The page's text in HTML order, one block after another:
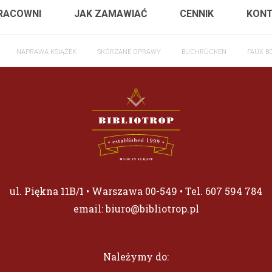
JAK ZAMAWIAĆ CENNIK
NAPRAWA KSIĄŻEK SKÓRZANE OPRAWY BUCHRÜCKEN FAUX
ul. Piękna 11B/1 • Warszawa 00-549 • Tel. 607 594 784
email:biuro@bibliotrop.pl
Należymy do: